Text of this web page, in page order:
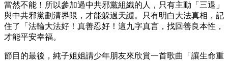
當然不能！所以參加過中共邪黨組織的人，只有主動「三退」
與中共邪黨劃清界限，才能躲過天譴。只有明白大法真相，記
住了「法輪大法好！真善忍好！這九字真言，找回善良本性，
才能平安幸福。
節目的最後，純子姐姐請少年朋友來欣賞一首歌曲「讓生命重